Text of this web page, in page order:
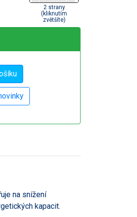
2 strany
(kliknutím
zvětšíte)
na snížení
kapacit.